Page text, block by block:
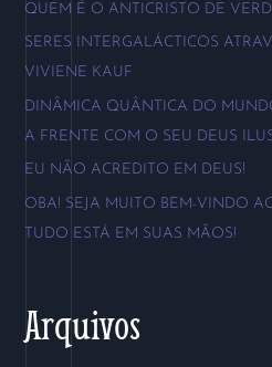
i
s
p
o
r
QUEM É O ANTICRISTO DE
SERES INTERGALÁCTICOS
VIVIENE KAUF
DINÂMICA QUÂNTICA DO
A FRENTE COM O SEU DEUS
EU NÃO ACREDITO EM DEUS!
OBA! SEJA MUITO BEM-VINDO
TUDO ESTÁ EM SUAS MÃOS!
Arquivos